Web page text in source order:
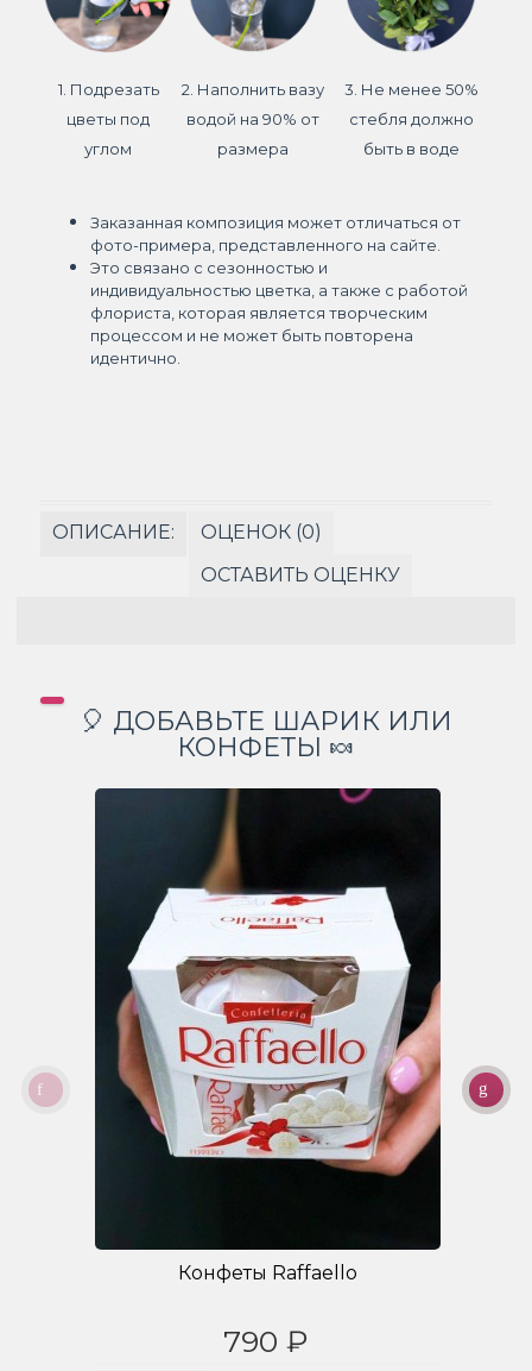
1. Подрезать
цветы под
углом
2. Наполнить вазу
водой на 90% от
размера
3. Не менее 50%
стебля должно
быть в воде
Заказанная композиция может отличаться от
фото-примера, представленного на сайте.
Это связано с сезонностью и
индивидуальностью цветка, а также с работой
флориста, которая является творческим
процессом и не может быть повторена
идентично.
ОПИСАНИЕ:
ОЦЕНОК (0)
ОСТАВИТЬ ОЦЕНКУ
🎈 ДОБАВЬТЕ ШАРИК ИЛИ
КОНФЕТЫ 🍬
Конфеты Raffaello
790 ₽